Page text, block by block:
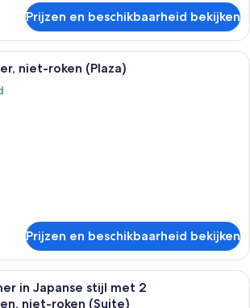
Prijzen en beschikbaarheid bekijken
Een hotelkamer met twee bedden,
niet-roken (Plaza)
Prijzen en beschikbaarheid bekijken
Een traditionele Japanse kamer
in Japanse stijl met 2
niet-roken (Suite)